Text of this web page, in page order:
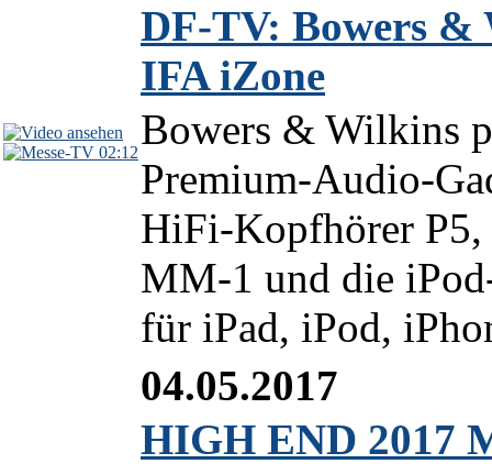
02:12
DF-TV: Bowers &
IFA iZone
Bowers & Wilkins
Premium-Audio-
HiFi-Kopfhörer P5,
MM-1 und die
für iPad, iPod,
04.05.2017
HIGH END 2017